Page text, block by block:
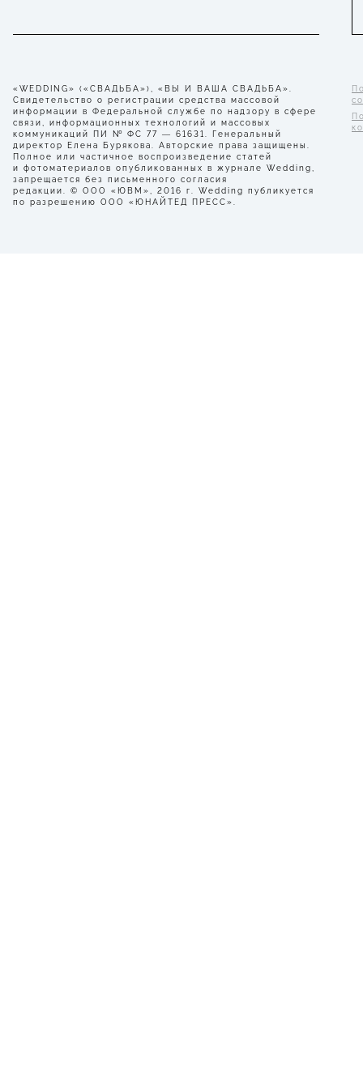
«WEDDING» («СВАДЬБА»), «ВЫ И ВАША СВАДЬБА».
Свидетельство о регистрации средства массовой
информации в Федеральной службе по надзору в сфере
связи, информационных технологий и массовых
коммуникаций ПИ № ФС 77 — 61631. Генеральный
директор Елена Бурякова. Авторские права защищены.
Полное или частичное воспроизведение статей
и фотоматериалов опубликованных в журнале Wedding,
запрещается без письменного согласия
редакции. © ООО «ЮВМ», 2016 г. Wedding публикуется
по разрешению ООО «ЮНАЙТЕД ПРЕСС».